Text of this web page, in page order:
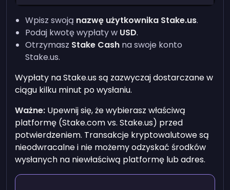
Wpisz swoją nazwę użytkownika Stake.us.
Podaj kwotę wypłaty w USD.
Otrzymasz Stake Cash na swoje konto
Stake.us.
Wypłaty na Stake.us są zazwyczaj dostarczane w
ciągu kilku minut po wysłaniu.
Ważne: Upewnij się, że wybierasz właściwą
platformę (Stake.com vs. Stake.us) przed
potwierdzeniem. Transakcje kryptowalutowe są
nieodwracalne i nie możemy odzyskać środków
wysłanych na niewłaściwą platformę lub adres.